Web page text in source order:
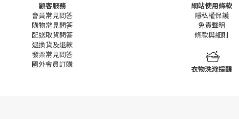
顧客服務
會員常見問答
購物常見問答
配送取貨問答
退換貨及退款
發票常見問答
國外會員訂購
網站使用條款
隱私權保護
免責聲明
條款與細則
衣物洗滌提醒